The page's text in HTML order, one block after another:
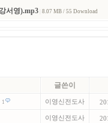
서영).mp3 8.07 MB / 55 Download
글쓴이
1 이영신전도사
이영신전도사